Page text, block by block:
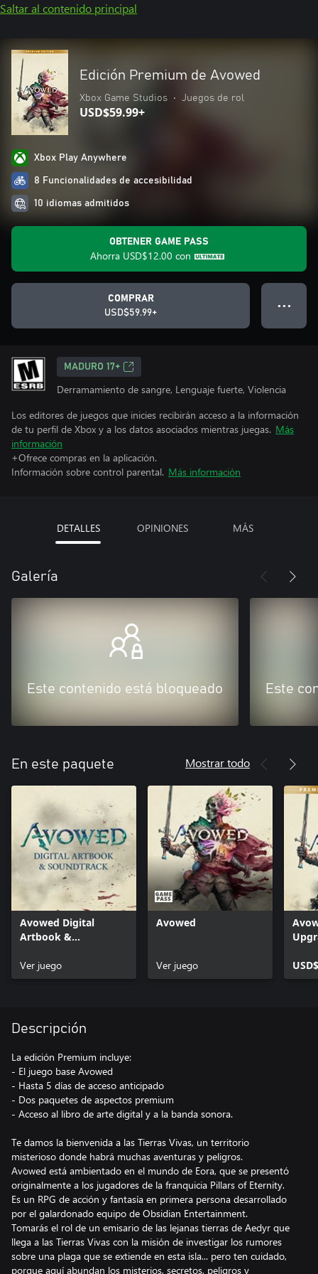
Saltar al contenido principal
Edición Premium de Avowed
Xbox Game Studios • Juegos de rol
USD$59.99+
Xbox Play Anywhere
8 Funcionalidades de accesibilidad
10 idiomas admitidos
OBTENER GAME PASS
Ahorra USD$12.00 con
COMPRAR
USD$59.99+
● ● ●
MADURO 17+
Derramamiento de sangre, Lenguaje fuerte, Violencia
Los editores de juegos que inicies recibirán acceso a la información
de tu perfil de Xbox y a los datos asociados mientras juegas. Más
información
+Ofrece compras en la aplicación.
Información sobre control parental. Más información
DETALLES OPINIONES MÁS
Galería
Este contenido está bloqueado Este
En este paquete Mostrar todo
Avowed Digital
Artbook &
Ver juego
Avowed
Ver juego
Descripción
La edición Premium incluye:
- El juego base Avowed
- Hasta 5 días de acceso anticipado
- Dos paquetes de aspectos premium
- Acceso al libro de arte digital y a la banda sonora.
Te damos la bienvenida a las Tierras Vivas, un territorio
misterioso donde habrá muchas aventuras y peligros.
Avowed está ambientado en el mundo de Eora, que se presentó
originalmente a los jugadores de la franquicia Pillars of Eternity.
Es un RPG de acción y fantasía en primera persona desarrollado
por el galardonado equipo de Obsidian Entertainment.
Tomarás el rol de un emisario de las lejanas tierras de Aedyr que
llega a las Tierras Vivas con la misión de investigar los rumores
sobre una plaga que se extiende en esta isla... pero ten cuidado,
porque aquí abundan los misterios, secretos, peligros y